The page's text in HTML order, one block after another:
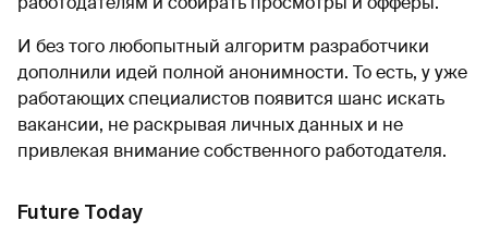
И без того любопытный алгоритм разработчики
дополнили идей полной анонимности. То есть, у уже
работающих специалистов появится шанс искать
вакансии, не раскрывая личных данных и не
привлекая внимание собственного работодателя.
Future Today